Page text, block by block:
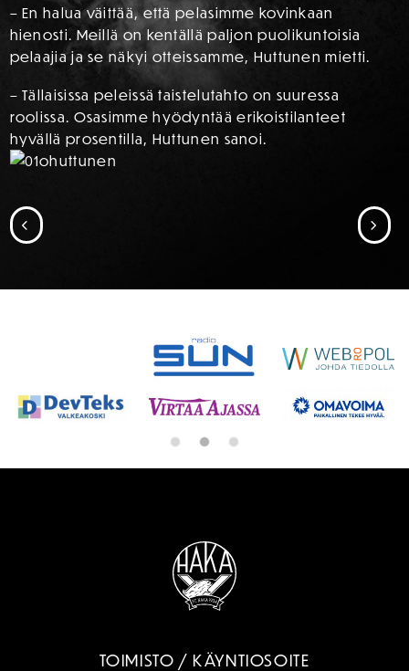
– En halua väittää, että pelasimme kovinkaan
hienosti. Meillä on kentällä paljon puolikuntoisia
pelaajia ja se näkyi otteissamme, Huttunen mietti.
– Tällaisissa peleissä taistelutahto on suuressa
roolissa. Osasimme hyödyntää erikoistilanteet
hyvällä prosentilla, Huttunen sanoi.
SIIRRY EDELLISEEN
TOIMISTO / KÄYNTIOSOITE